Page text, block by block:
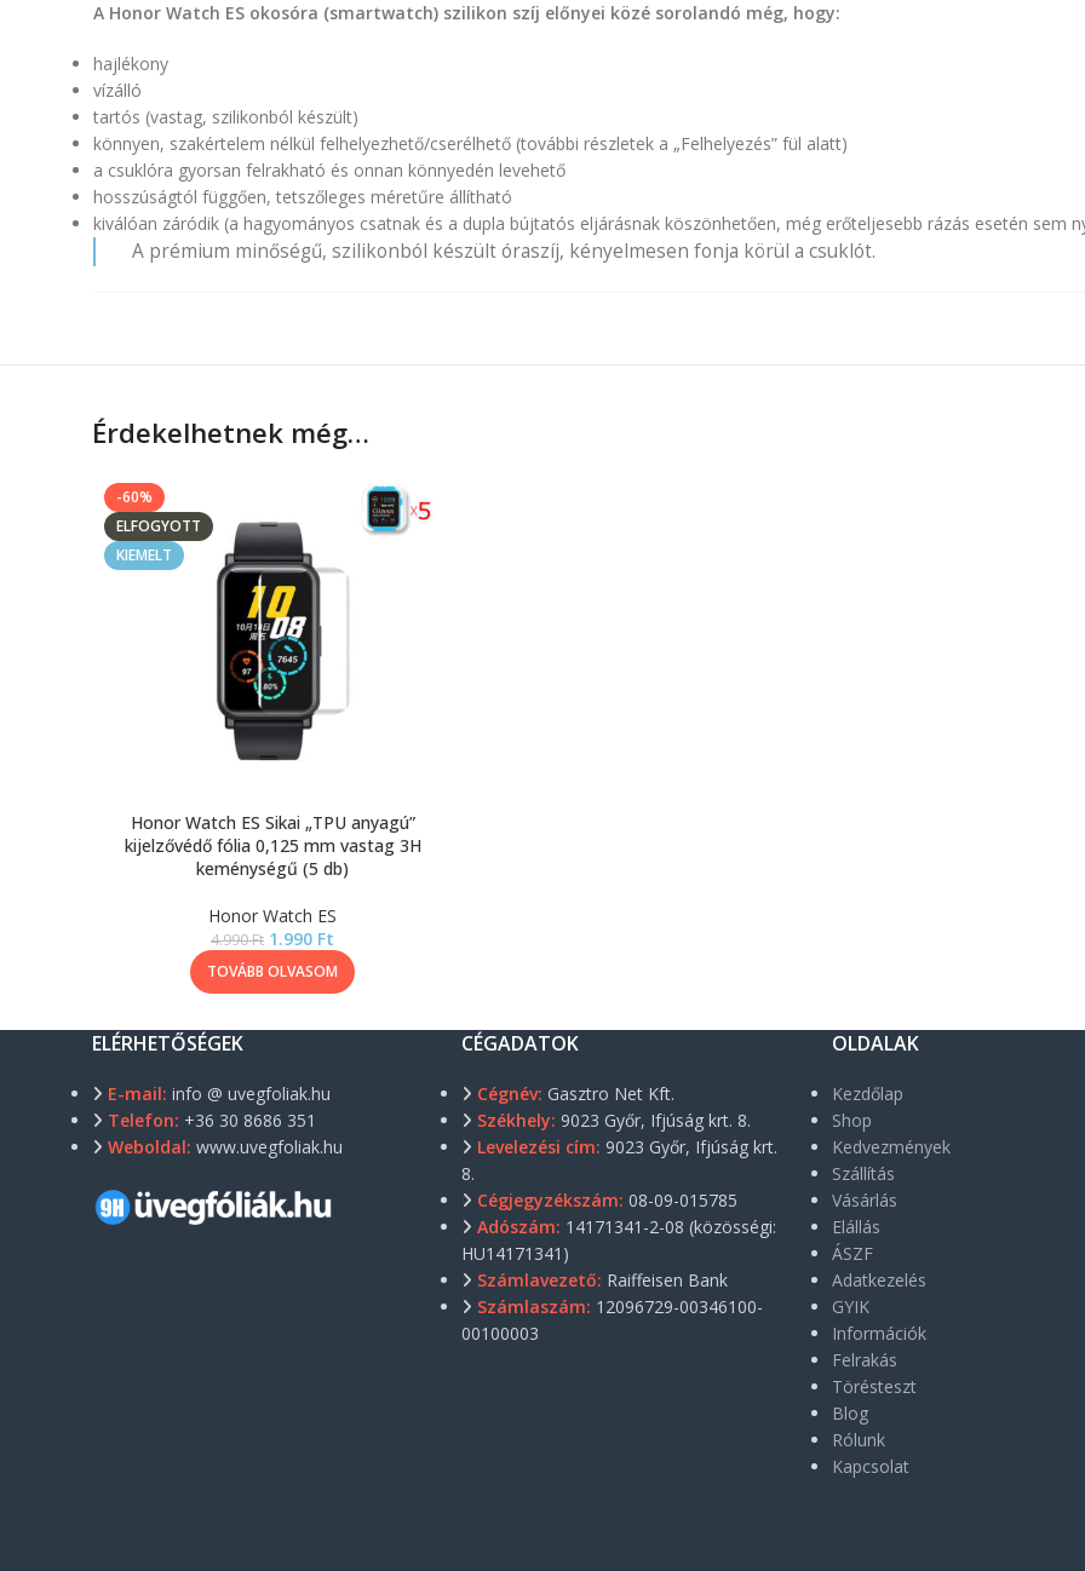
A Honor Watch ES okosóra (smartwatch) szilikon szíj előnyei közé sorolandó még, hogy:
hajlékony
vízálló
tartós (vastag, szilikonból készült)
könnyen, szakértelem nélkül felhelyezhető/cserélhető (további részletek a „Felhelyezés” fül alatt)
a csuklóra gyorsan felrakható és onnan könnyedén levehető
hosszúságtól függően, tetszőleges méretűre állítható
kiválóan záródik (a hagyományos csatnak és a dupla bújtatós eljárásnak köszönhetően, még erőteljesebb rázás esetén sem
A prémium minőségű, szilikonból készült óraszíj, kényelmesen fonja körül a csuklót.
Érdekelhetnek még…
-60%
ELFOGYOTT
KIEMELT
Honor Watch ES Sikai „TPU anyagú”
kijelzővédő fólia 0,125 mm vastag 3H
keménységű (5 db)
Honor Watch ES
4.990Ft 1.990 Ft
TOVÁBB OLVASOM
ELÉRHETŐSÉGEK
E-mail: info @ uvegfoliak.hu
Telefon: +36 30 8686 351
Weboldal: www.uvegfoliak.hu
CÉGADATOK
Cégnév: Gasztro Net Kft.
Székhely: 9023 Győr, Ifjúság krt. 8.
Levelezési cím: 9023 Győr, Ifjúság krt.
8.
Cégjegyzékszám: 08-09-015785
Adószám: 14171341-2-08 (közösségi:
HU14171341)
Számlavezető: Raiffeisen Bank
Számlaszám: 12096729-00346100-
00100003
OLDALAK
Kezdőlap
Shop
Kedvezmények
Szállítás
Vásárlás
Elállás
ÁSZF
Adatkezelés
GYIK
Információk
Felrakás
Törésteszt
Blog
Rólunk
Kapcsolat